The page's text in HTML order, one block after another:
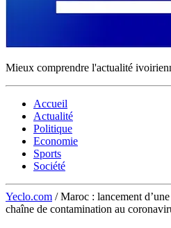
Mieux comprendre l'actualité
Accueil
Actualité
Politique
Economie
Sports
Société
Yeclo.com / Maroc : lancement
chaîne de contamination au